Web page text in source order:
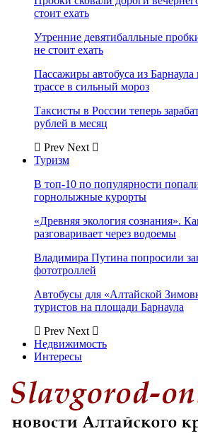
стоит ехать
Утренние девятибалльные
не стоит ехать
Пассажиры автобуса из Барнаула
трассе в сильный мороз
Таксисты в России теперь
рублей в месяц
Prev Next
Туризм
В топ-10 по популярности
горнолыжные курорты
«Древняя экология сознания».
разговаривает через водоемы
Владимира Путина попросили
фототроллей
Автобусы для «Алтайской
туристов на площади Барнаула
Prev Next
Недвижимость
Интересы